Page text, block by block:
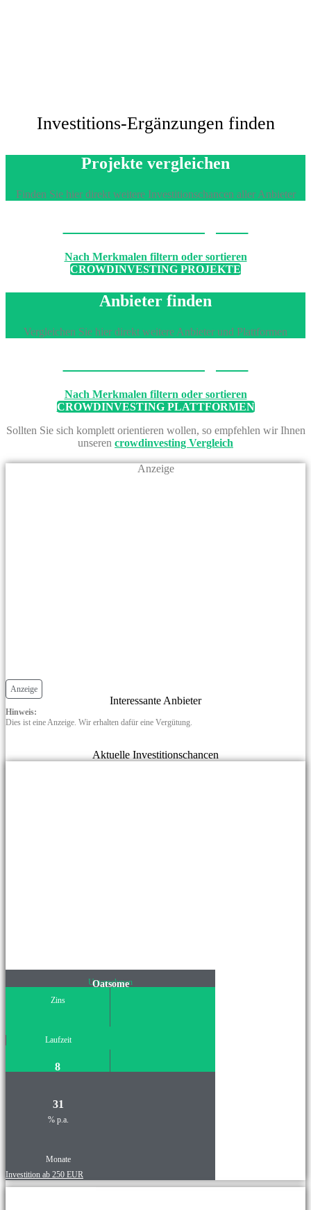
Investitions-Ergänzungen finden
Projekte vergleichen
Finden Sie hier direkt weitere Investitionschancen aller Anbieter
Nach Merkmalen filtern oder sortieren
CROWDINVESTING PROJEKTE
Anbieter finden
Vergleichen Sie hier direkt weitere Anbieter und Plattformen
Nach Merkmalen filtern oder sortieren
CROWDINVESTING PLATTFORMEN
Sollten Sie sich komplett orientieren wollen, so empfehlen wir Ihnen
unseren crowdinvesting Vergleich
Anzeige
Anzeige
Interessante Anbieter
Hinweis:
Dies ist eine Anzeige. Wir erhalten dafür eine Vergütung.
Aktuelle Investitionschancen
Unternehmen
Oatsome
Zins
Laufzeit
8
31
% p.a.
Monate
Investition ab 250 EUR